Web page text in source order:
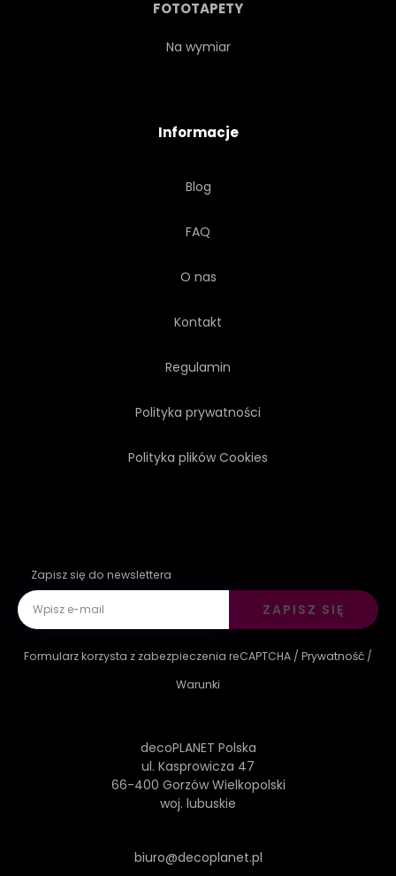
FOTOTAPETY
Na wymiar
Informacje
Blog
FAQ
O nas
Kontakt
Regulamin
Polityka prywatności
Polityka plików Cookies
Zapisz się do newslettera
ZAPISZ SIĘ
Formularz korzysta z zabezpieczenia reCAPTCHA / Prywatność /
Warunki
decoPLANET Polska
ul. Kasprowicza 47
66-400 Gorzów Wielkopolski
woj. lubuskie
biuro@decoplanet.pl